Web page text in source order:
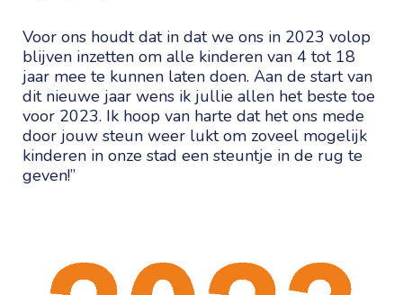
Voor ons houdt dat in dat we ons in 2023 volop
blijven inzetten om alle kinderen van 4 tot 18
jaar mee te kunnen laten doen. Aan de start van
dit nieuwe jaar wens ik jullie allen het beste toe
voor 2023. Ik hoop van harte dat het ons mede
door jouw steun weer lukt om zoveel mogelijk
kinderen in onze stad een steuntje in de rug te
geven!”